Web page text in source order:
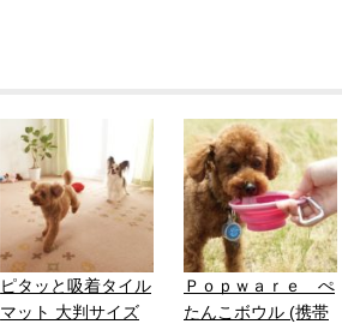
ピタッと吸着タイル
マット 大判サイズ
Ｐｏｐｗａｒｅ ぺ
たんこボウル (携帯